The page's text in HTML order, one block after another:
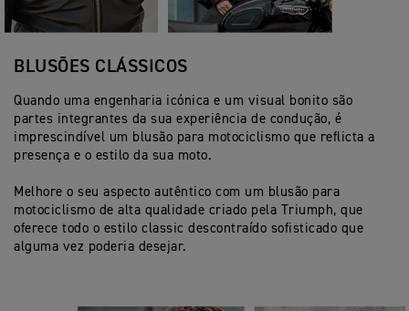
BLUSÕES CLÁSSICOS
Quando uma engenharia icónica e um visual bonito são
partes integrantes da sua experiência de condução, é
imprescindível um blusão para motociclismo que reflicta a
presença e o estilo da sua moto.
Melhore o seu aspecto autêntico com um blusão para
motociclismo de alta qualidade criado pela Triumph, que
oferece todo o estilo classic descontraído sofisticado que
alguma vez poderia desejar.